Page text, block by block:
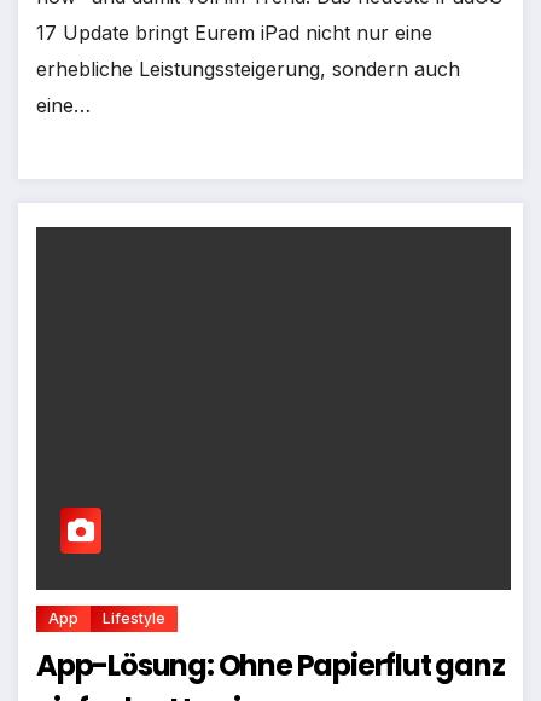
17 Update bringt Eurem iPad nicht nur eine
erhebliche Leistungssteigerung, sondern auch
eine…
App Lifestyle
App-Lösung: Ohne Papierflut ganz